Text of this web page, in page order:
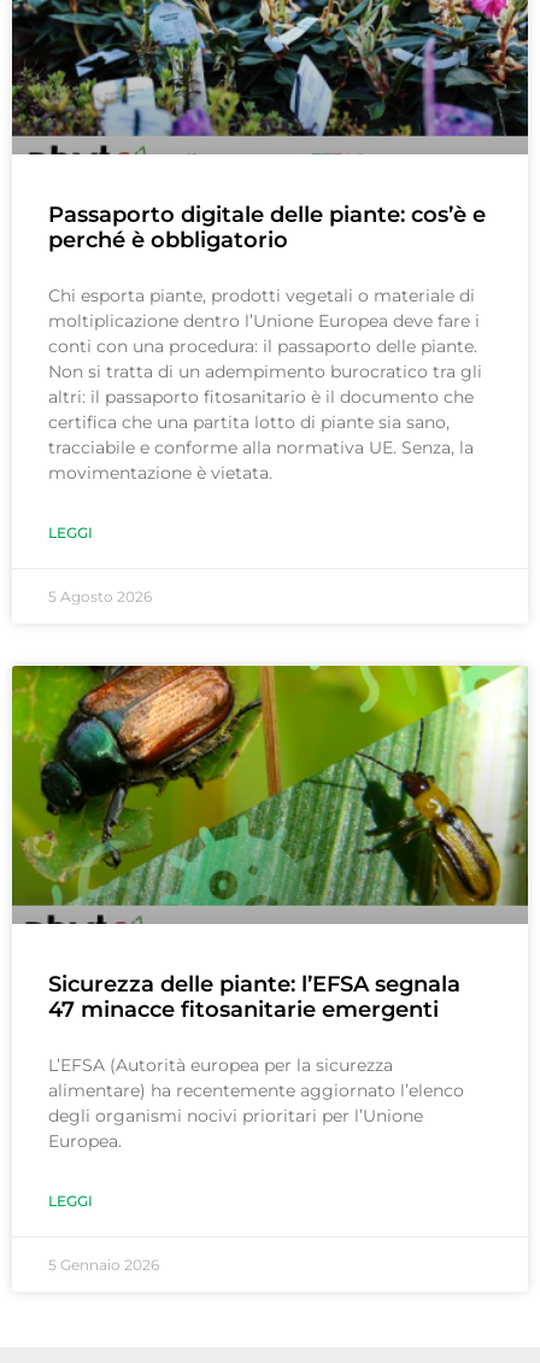
Passaporto digitale delle piante: cos’è e
perché è obbligatorio
Chi esporta piante, prodotti vegetali o materiale di
moltiplicazione dentro l’Unione Europea deve fare i
conti con una procedura: il passaporto delle piante.
Non si tratta di un adempimento burocratico tra gli
altri: il passaporto fitosanitario è il documento che
certifica che una partita lotto di piante sia sano,
tracciabile e conforme alla normativa UE. Senza, la
movimentazione è vietata.
LEGGI
5 Agosto 2026
Sicurezza delle piante: l’EFSA segnala
47 minacce fitosanitarie emergenti
L’EFSA (Autorità europea per la sicurezza
alimentare) ha recentemente aggiornato l’elenco
degli organismi nocivi prioritari per l’Unione
Europea.
LEGGI
5 Gennaio 2026